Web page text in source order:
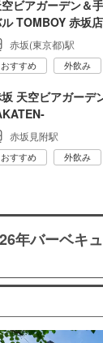
ビアガーデン＆
TOMBOY 赤坂店
赤坂(東京都)駅
おすすめ 外飲み
天空ビアガーデ
赤坂見附駅
おすすめ 外飲み
年バーベキ